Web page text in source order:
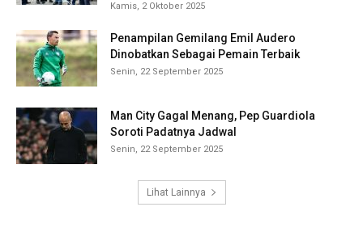
Kamis, 2 Oktober 2025
Penampilan Gemilang Emil Audero
Dinobatkan Sebagai Pemain Terbaik
Senin, 22 September 2025
Man City Gagal Menang, Pep Guardiola
Soroti Padatnya Jadwal
Senin, 22 September 2025
Lihat Lainnya